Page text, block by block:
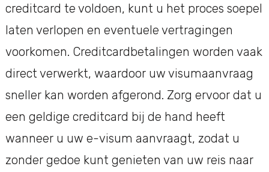
creditcard te voldoen, kunt u het proces soepel
laten verlopen en eventuele vertragingen
voorkomen. Creditcardbetalingen worden vaak
direct verwerkt, waardoor uw visumaanvraag
sneller kan worden afgerond. Zorg ervoor dat u
een geldige creditcard bij de hand heeft
wanneer u uw e-visum aanvraagt, zodat u
zonder gedoe kunt genieten van uw reis naar